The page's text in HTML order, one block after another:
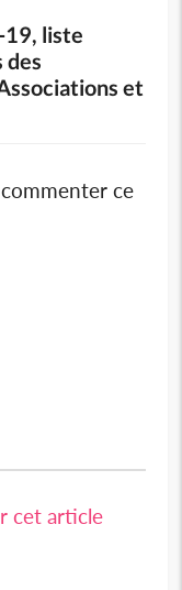
19, liste
des
et
ce
cet article